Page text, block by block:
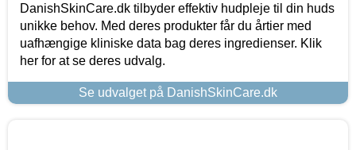
DanishSkinCare.dk tilbyder effektiv hudpleje til din huds
unikke behov. Med deres produkter får du årtier med
uafhængige kliniske data bag deres ingredienser. Klik
her for at se deres udvalg.
Se udvalget på DanishSkinCare.dk